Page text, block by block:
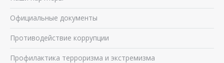
Официальные документы
Противодействие коррупции
Профилактика терроризма и экстремизма